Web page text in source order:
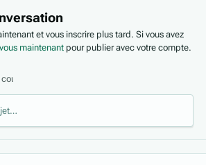
et vous inscrire plus tard. Si vous avez
maintenant pour publier avec votre compte.